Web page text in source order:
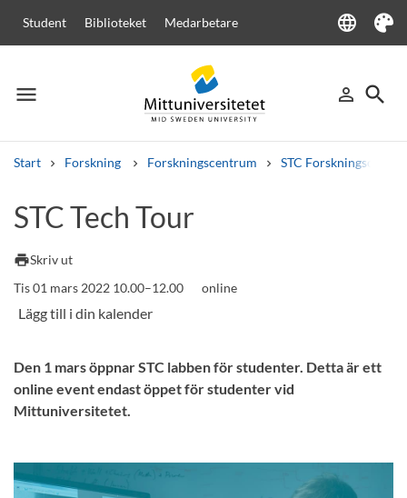
Student Biblioteket Medarbetare language
Language
Tema
menu
Meny person_outline
Logga in
search
Sök
Start Forskning Forskningscentrum STC Forskningscenter
Andra söktjänster
Kurser och program
STC Tech Tour
printSkriv ut
Tis 01 mars 2022 10.00–12.00
online
Den 1 mars öppnar STC labben för studenter. Detta är ett
online event endast öppet för studenter vid
Mittuniversitetet.